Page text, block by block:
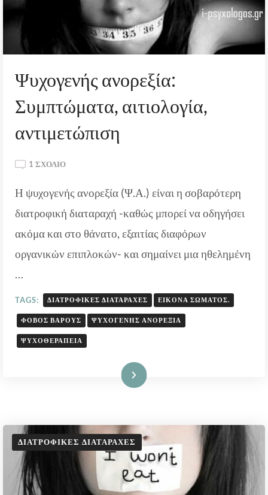
Ψυχογενής ανορεξία:
Συμπτώματα, αιτιολογία,
αντιμετώπιση
1 ΣΧΌΛΙΟΣΤΟ
ΑΝΟΡΕΞΊΑ:
ΑΙΤΙΟΛΟΓΊΑ,
ΑΝΤΙΜΕΤΏΠΙΣΗ
Η ψυχογενής ανορεξία (Ψ.Α.) είναι η σοβαρότερη
διατροφική διαταραχή -καθώς μπορεί να οδηγήσει
ακόμα και στο θάνατο, εξαιτίας διαφόρων
οργανικών επιπλοκών- και σημαίνει μια ηθελημένη
…
TAGS: ΔΙΑΤΡΟΦΙΚΈΣ ΔΙΑΤΑΡΑΧΈΣ ΕΙΚΌΝΑ ΣΏΜΑΤΟΣ.
ΦΌΒΟΣ ΒΆΡΟΥΣ ΨΥΧΟΓΕΝΉΣ ΑΝΟΡΕΞΊΑ
ΨΥΧΟΘΕΡΑΠΕΊΑ
Διαβάστε Περισσότερα
ΔΙΑΤΡΟΦΙΚΈΣ ΔΙΑΤΑΡΑΧΈΣ